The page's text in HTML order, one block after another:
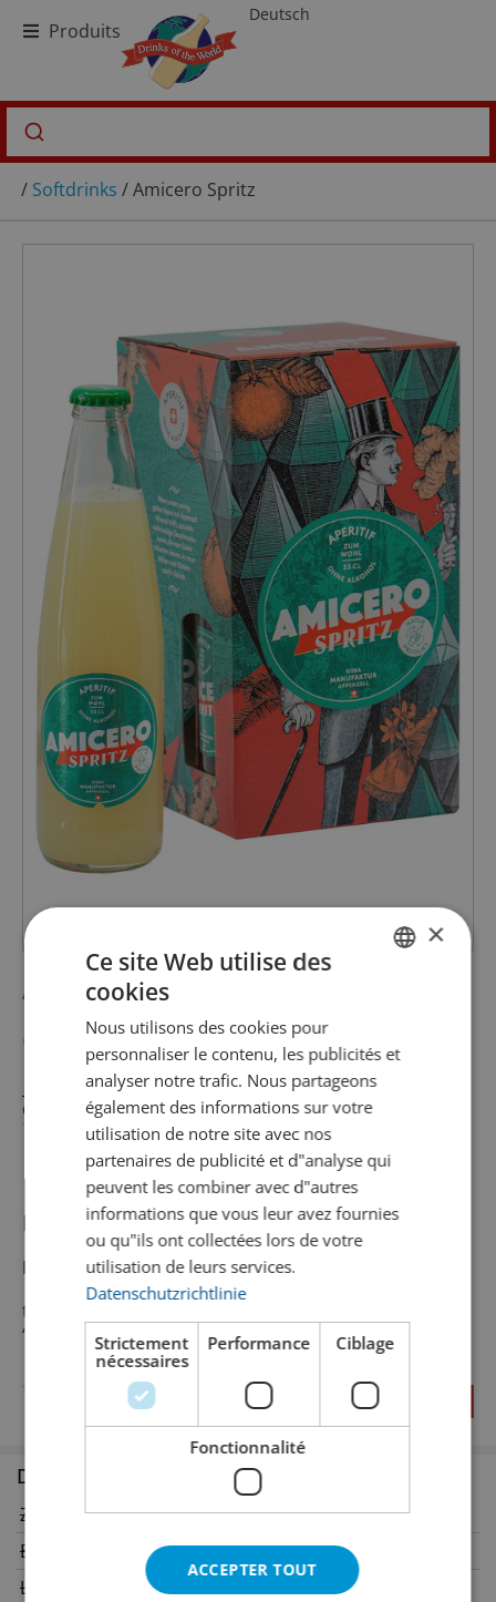
Produits
Deutsch
/ Softdrinks / Amicero Spritz
Informations sur le produit
Description du produit
trübes Blassgelb, Noten von Orangen und Zitronen,
“rassiger” Ingwer, mediterraner Apéro
Suisse
Amicero Spritz
CHF
3.50
incl. TVA
Contenu 33 cl Conteneurs
Disponible en succursale
Zurich
Berne
Lucerne
Winterthour
Genève
Oerlikon
×
Ce site Web utilise des
cookies
Nous utilisons des cookies pour
personnaliser le contenu, les publicités et
analyser notre trafic. Nous partageons
également des informations sur votre
utilisation de notre site avec nos
partenaires de publicité et d"analyse qui
peuvent les combiner avec d"autres
informations que vous leur avez fournies
ou qu"ils ont collectées lors de votre
utilisation de leurs services.
Datenschutzrichtlinie
Strictement
nécessaires
Performance Ciblage
Fonctionnalité
ACCEPTER TOUT